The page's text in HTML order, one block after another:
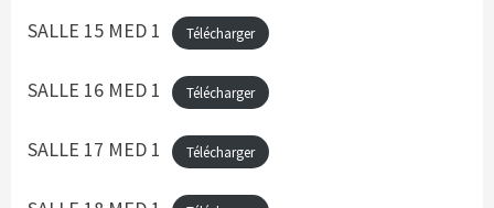
SALLE 15 MED 1 Télécharger
SALLE 16 MED 1 Télécharger
SALLE 17 MED 1 Télécharger